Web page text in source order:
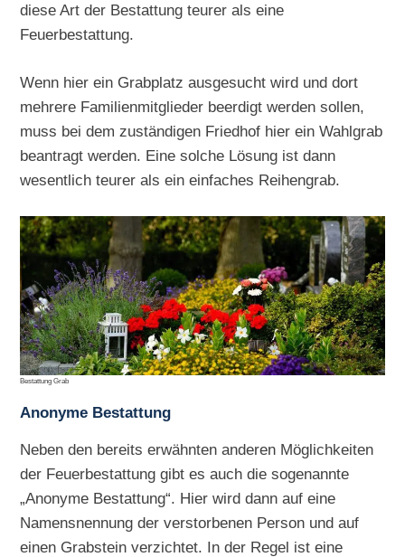
diese Art der Bestattung teurer als eine
Feuerbestattung.
Wenn hier ein Grabplatz ausgesucht wird und dort
mehrere Familienmitglieder beerdigt werden sollen,
muss bei dem zuständigen Friedhof hier ein Wahlgrab
beantragt werden. Eine solche Lösung ist dann
wesentlich teurer als ein einfaches Reihengrab.
Bestattung Grab
Anonyme Bestattung
Neben den bereits erwähnten anderen Möglichkeiten
der Feuerbestattung gibt es auch die sogenannte
„Anonyme Bestattung“. Hier wird dann auf eine
Namensnennung der verstorbenen Person und auf
einen Grabstein verzichtet. In der Regel ist eine